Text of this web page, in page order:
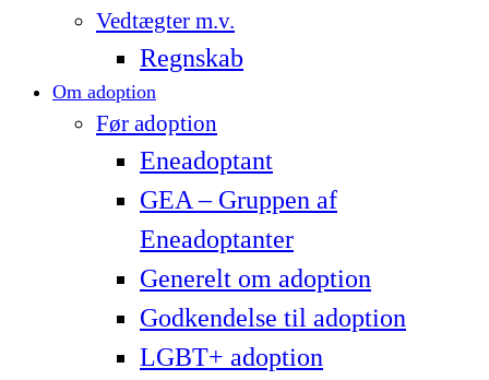
Vedtægter m.v.
Regnskab
Om adoption
Før adoption
Eneadoptant
GEA – Gruppen af
Eneadoptanter
Generelt om adoption
Godkendelse til adoption
LG­BT+ adoption